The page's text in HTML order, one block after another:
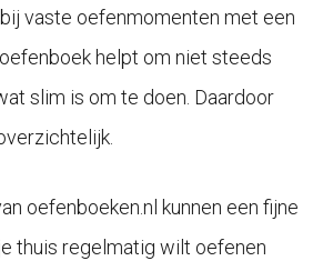
vaste oefenmomenten met een
helpt om niet steeds
slim is om te doen. Daardoor
oefenboeken.nl kunnen een fijne
thuis regelmatig wilt oefenen